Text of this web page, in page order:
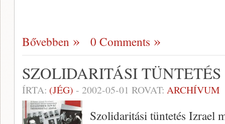
Bővebben 0 Comments
SZOLIDARITÁSI
ÍRTA: (JÉG) - 2002-05-01 ROVAT: ARCHÍVUM
Szolidaritási tüntetés Izrael